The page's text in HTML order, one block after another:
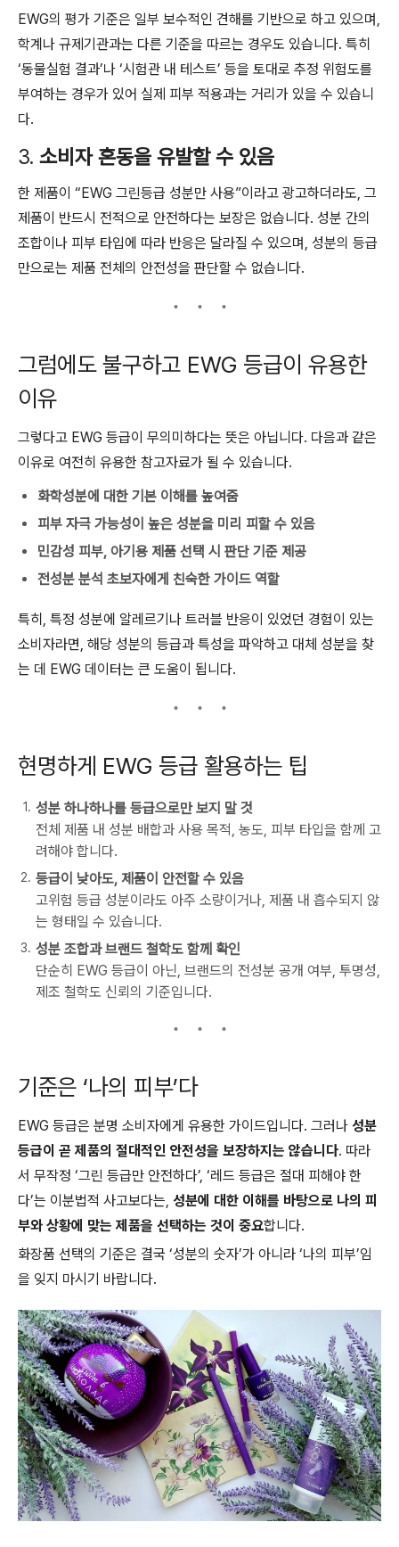
EWG의 평가 기준은 일부 보수적인 견해를 기반으로 하고 있으며,
학계나 규제기관과는 다른 기준을 따르는 경우도 있습니다. 특히
‘동물실험 결과’나 ‘시험관 내 테스트’ 등을 토대로 추정 위험도를
부여하는 경우가 있어 실제 피부 적용과는 거리가 있을 수 있습니
다.
3. 소비자 혼동을 유발할 수 있음
한 제품이 “EWG 그린등급 성분만 사용”이라고 광고하더라도, 그
제품이 반드시 전적으로 안전하다는 보장은 없습니다. 성분 간의
조합이나 피부 타입에 따라 반응은 달라질 수 있으며, 성분의 등급
만으로는 제품 전체의 안전성을 판단할 수 없습니다.
그럼에도 불구하고 EWG 등급이 유용한
이유
그렇다고 EWG 등급이 무의미하다는 뜻은 아닙니다. 다음과 같은
이유로 여전히 유용한 참고자료가 될 수 있습니다.
화학성분에 대한 기본 이해를 높여줌
피부 자극 가능성이 높은 성분을 미리 피할 수 있음
민감성 피부, 아기용 제품 선택 시 판단 기준 제공
전성분 분석 초보자에게 친숙한 가이드 역할
특히, 특정 성분에 알레르기나 트러블 반응이 있었던 경험이 있는
소비자라면, 해당 성분의 등급과 특성을 파악하고 대체 성분을 찾
는 데 EWG 데이터는 큰 도움이 됩니다.
현명하게 EWG 등급 활용하는 팁
성분 하나하나를 등급으로만 보지 말 것
전체 제품 내 성분 배합과 사용 목적, 농도, 피부 타입을 함께 고
려해야 합니다.
등급이 낮아도, 제품이 안전할 수 있음
고위험 등급 성분이라도 아주 소량이거나, 제품 내 흡수되지 않
는 형태일 수 있습니다.
성분 조합과 브랜드 철학도 함께 확인
단순히 EWG 등급이 아닌, 브랜드의 전성분 공개 여부, 투명성,
제조 철학도 신뢰의 기준입니다.
기준은 ‘나의 피부’다
EWG 등급은 분명 소비자에게 유용한 가이드입니다. 그러나 성분
등급이 곧 제품의 절대적인 안전성을 보장하지는 않습니다. 따라
서 무작정 ‘그린 등급만 안전하다’, ‘레드 등급은 절대 피해야 한
다’는 이분법적 사고보다는, 성분에 대한 이해를 바탕으로 나의 피
부와 상황에 맞는 제품을 선택하는 것이 중요합니다.
화장품 선택의 기준은 결국 ‘성분의 숫자’가 아니라 ‘나의 피부’임
을 잊지 마시기 바랍니다.